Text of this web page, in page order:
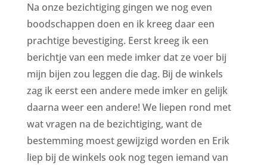
Na onze bezichtiging gingen we nog even
boodschappen doen en ik kreeg daar een
prachtige bevestiging. Eerst kreeg ik een
berichtje van een mede imker dat ze voer bij
mijn bijen zou leggen die dag. Bij de winkels
zag ik eerst een andere mede imker en gelijk
daarna weer een andere! We liepen rond met
wat vragen na de bezichtiging, want de
bestemming moest gewijzigd worden en Erik
liep bij de winkels ook nog tegen iemand van